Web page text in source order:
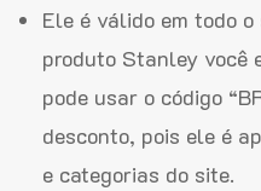
Ele é válido em todo
produto Stanley você
pode usar o código
desconto, pois ele é
e categorias do site.